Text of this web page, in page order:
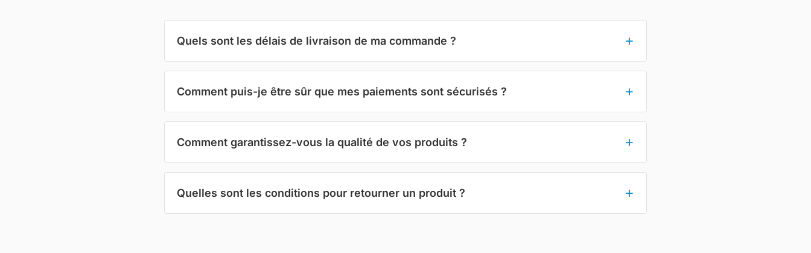
Quels sont les délais de livraison de ma commande ?
Comment puis-je être sûr que mes paiements sont sécurisés ?
Comment garantissez-vous la qualité de vos produits ?
Quelles sont les conditions pour retourner un produit ?